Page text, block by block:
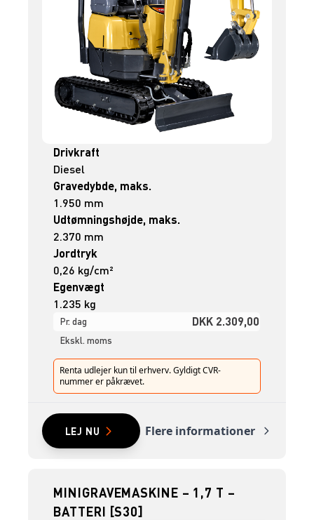
Drivkraft
Diesel
Gravedybde, maks.
1.950 mm
Udtømningshøjde, maks.
2.370 mm
Jordtryk
0,26 kg/cm²
Egenvægt
1.235 kg
Pr. dag DKK 2.309,00
Ekskl. moms
Renta udlejer kun til erhverv. Gyldigt CVR-
nummer er påkrævet.
LEJ NU Flere informationer
MINIGRAVEMASKINE – 1,7 T –
BATTERI [S30]